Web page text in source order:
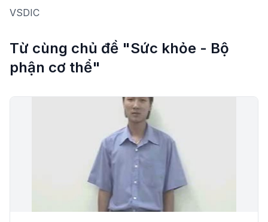
VSDIC
Từ cùng chủ đề "Sức khỏe - Bộ
phận cơ thể"